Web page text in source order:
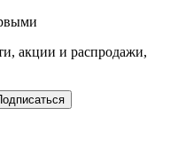
акции и распродажи,